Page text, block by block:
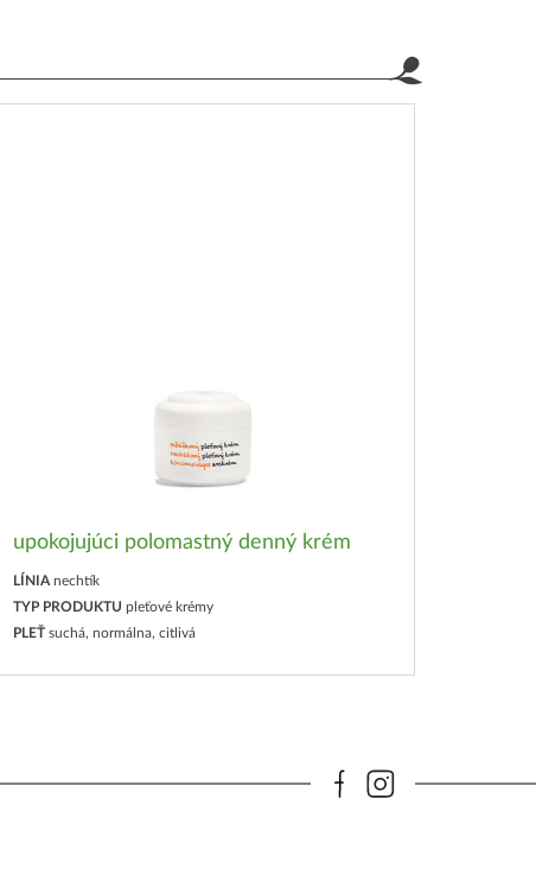
upokojujúci polomastný denný krém
LÍNIA nechtík
TYP PRODUKTU pleťové krémy
PLEŤ suchá, normálna, citlivá